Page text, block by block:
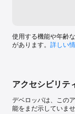
使用する機能や年齢
があります。 詳しい
アクセシビリテ
デベロッパは、この
能をまだ示していませ